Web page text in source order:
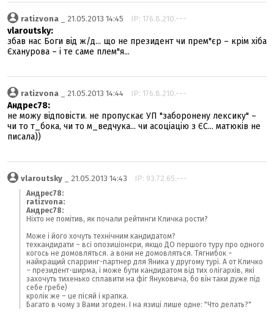
ratizvona _ 21.05.2013 14:45 IP: 176.8.210.---
vlaroutsky:
збав нас Боги від ж/д... що не президент чи прем"єр – крім хіба
Єханурова – і те саме плем"я...
ratizvona _ 21.05.2013 14:44 IP: 176.8.210.---
Андрес78:
не можу відповісти. не пропускає УП "заборонену лексику" –
чи то т_бока, чи то м_ведчука... чи асоціацію з ЄС... матюків не
писала))
vlaroutsky _ 21.05.2013 14:43 IP: 93.72.65.---
Андрес78:
ratizvona:
Андрес78:
Ніхто не помітив, як почали рейтинги Кличка рости?
Може і його хочуть технічним кандидатом?
техкандидати – всі опозиціонєри, якщо ДО першого туру про одного
когось не домовляться. а вони не домовляться. Тягнибок –
найкращий спарринг-партнер для Яника у другому турі. А от Кличко
– президент-ширма, і може бути кандидатом від тих олігархів, які
захочуть тихенько сплавити на фіг Януковича, бо він таки дуже під
себе гребе)
кролік же – це пісяй і крапка.
Багато в чому з Вами згоден. І на язиці лише одне: "Что делать?"